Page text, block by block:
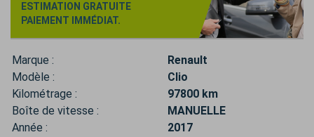
ESTIMATION GRATUITE
PAIEMENT IMMÉDIAT.
Marque :
Renault
Modèle :
Clio
Kilométrage :
97800 km
Boîte de vitesse :
MANUELLE
Année :
2017